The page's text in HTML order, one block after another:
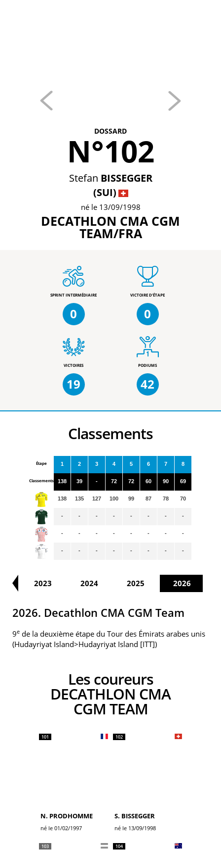
DOSSARD
N°102
Stefan BISSEGGER
(SUI)
né le 13/09/1998
DECATHLON CMA CGM
TEAM/FRA
SPRINT INTERMÉDIAIRE
0
VICTOIRE D'ÉTAPE
0
VICTOIRES
19
PODIUMS
42
Classements
Étape
Classements
1
138
138
-
-
-
2
39
135
-
-
-
3
-
127
-
-
-
4
72
100
-
-
-
5
72
99
-
-
-
6
60
87
-
-
-
7
90
78
-
-
-
8
69
70
-
-
-
2023 2024 2025 2026
2026. Decathlon CMA CGM Team
9e de la deuxième étape du Tour des Émirats arabes unis
(Hudayriyat Island>Hudayriyat Island [ITT])
Les coureurs
DECATHLON CMA
CGM TEAM
101
N. PRODHOMME
né le 01/02/1997
102
S. BISSEGGER
né le 13/09/1998
103 104